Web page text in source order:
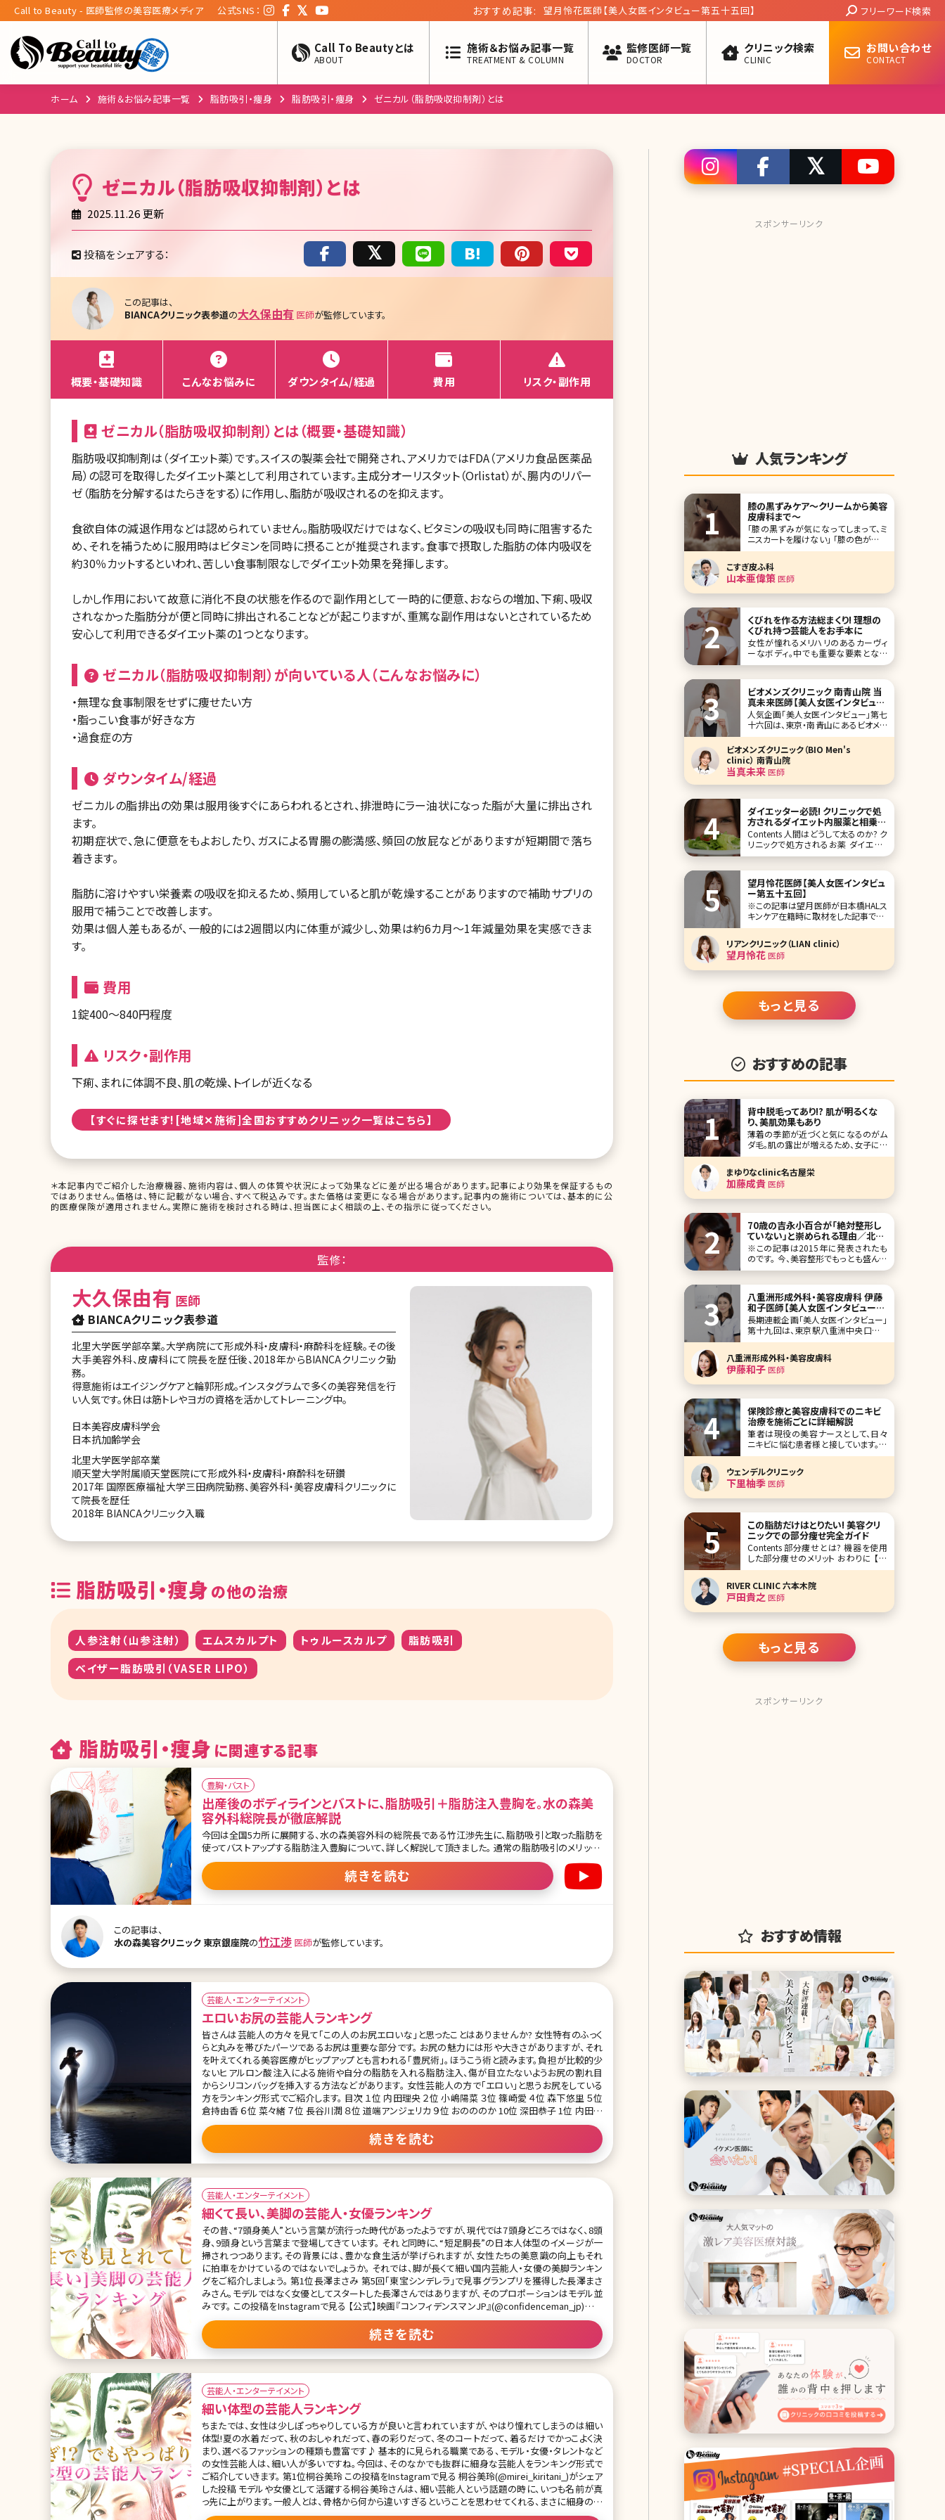
Call to Beauty - 医師監修の美容医療メディア 公式SNS： おすすめ記事: 望月怜花医師【美人女医インタビュー第五十五回】 Search:
フリーワード検索
Call To Beautyとは
ABOUT
施術＆お悩み記事一覧
TREATMENT & COLUMN
監修医師一覧
DOCTOR
クリニック検索
CLINIC
お問い合わせ
CONTACT
ホーム 施術＆お悩み記事一覧 脂肪吸引・痩身 脂肪吸引・痩身 ゼニカル（脂肪吸収抑制剤）とは
ゼニカル（脂肪吸収抑制剤） とは
2025.11.26 更新
投稿をシェアする：
この記事は、
BIANCAクリニック表参道の大久保由有 医師が監修しています。
概要・基礎知識 こんなお悩みに ダウンタイム/経過 費用 リスク・副作用
ゼニカル（脂肪吸収抑制剤）とは（概要・基礎知識）
脂肪吸収抑制剤は（ダイエット薬）です。スイスの製薬会社で開発され、アメリカではFDA（アメリカ食品医薬品
局）の認可を取得したダイエット薬として利用されています。主成分オーリスタット（Orlistat）が、腸内のリパー
ゼ（脂肪を分解するはたらきをする）に作用し、脂肪が吸収されるのを抑えます。
食欲自体の減退作用などは認められていません。脂肪吸収だけではなく、ビタミンの吸収も同時に阻害するた
め、それを補うために服用時はビタミンを同時に摂ることが推奨されます。食事で摂取した脂肪の体内吸収を
約30％カットするといわれ、苦しい食事制限なしでダイエット効果を発揮します。
しかし作用において故意に消化不良の状態を作るので副作用として一時的に便意、おならの増加、下痢、吸収
されなかった脂肪分が便と同時に排出されることなどが起こりますが、重篤な副作用はないとされているため
安心して利用できるダイエット薬の1つとなります。
ゼニカル（脂肪吸収抑制剤）が向いている人（こんなお悩みに）
・無理な食事制限をせずに痩せたい方
・脂っこい食事が好きな方
・過食症の方
ダウンタイム/経過
ゼニカルの脂排出の効果は服用後すぐにあらわれるとされ、排泄時にラー油状になった脂が大量に排出され
ます。
初期症状で、急に便意をもよおしたり、ガスによる胃腸の膨満感、頻回の放屁などがありますが短期間で落ち
着きます。
脂肪に溶けやすい栄養素の吸収を抑えるため、頻用していると肌が乾燥することがありますので補助サプリの
服用で補うことで改善します。
効果は個人差もあるが、一般的には2週間以内に体重が減少し、効果は約6カ月～1年減量効果を実感できま
す。
費用
1錠400～840円程度
リスク・副作用
下痢、まれに体調不良、肌の乾燥、トイレが近くなる
【すぐに探せます![地域✕施術]全国おすすめクリニック一覧はこちら】
＊本記事内でご紹介した治療機器、施術内容は、個人の体質や状況によって効果などに差が出る場合があります。記事により効果を保証するもの
ではありません。価格は、特に記載がない場合、すべて税込みです。また価格は変更になる場合があります。記事内の施術については、基本的に公
的医療保険が適用されません。実際に施術を検討される時は、担当医によく相談の上、その指示に従ってください。
監修：
大久保由有 医師
BIANCAクリニック表参道
北里大学医学部卒業。大学病院にて形成外科・皮膚科・麻酔科を経験。その後
大手美容外科、皮膚科にて院長を歴任後、2018年からBIANCAクリニック勤
務。
得意施術はエイジングケアと輪郭形成。インスタグラムで多くの美容発信を行
い人気です。休日は筋トレやヨガの資格を活かしてトレーニング中。
日本美容皮膚科学会
日本抗加齢学会
北里大学医学部卒業
順天堂大学附属順天堂医院にて形成外科・皮膚科・麻酔科を研鑽
2017年 国際医療福祉大学三田病院勤務、美容外科・美容皮膚科クリニックに
て院長を歴任
2018年 BIANCAクリニック入職
脂肪吸引・痩身 の他の治療
人参注射（山参注射） エムスカルプト トゥルースカルプ
脂肪吸引
ベイザー脂肪吸引（VASER LIPO）
脂肪吸引・痩身 に関連する記事
豊胸・バスト
出産後のボディラインとバストに、脂肪吸引＋脂肪注入豊胸を。水の森美
容外科総院長が徹底解説
今回は全国5カ所に展開する、水の森美容外科の総院長である竹江渉先生に、脂肪吸引と取った脂肪を
使ってバストアップする脂肪注入豊胸について、詳しく解説して頂きました。 通常の脂肪吸引のメリット、
デメリットはもちろん、産後の女性の多くが直面するボディラインの悩み、授乳後のバストの萎縮などの
お悩みについてもその解決法を丁寧且つ明確にお答えいただきました。 目次 ・水の森美容外科の脂肪
吸引の特徴 ・脂肪吸引の失敗とは ・脂肪吸引で取れる脂肪量は? ・脂肪吸引後の圧迫の重要性 ・産後
続きを読む
この記事は、
水の森美容クリニック 東京銀座院の竹江渉 医師が監修しています。
芸能人・エンターテイメント
エロいお尻の芸能人ランキング
皆さんは芸能人の方々を見て「この人のお尻エロいな」と思ったことはありませんか? 女性特有のふっく
らと丸みを帯びたパーツであるお尻は重要な部分です。 お尻の魅力には形や大きさがありますが、それ
を叶えてくれる美容医療がヒップアップとも言われる「豊尻術」。ほうこう術と読みます。負担が比較的少
ないヒアルロン酸注入による施術や自分の脂肪を入れる脂肪注入、傷が目立たないようお尻の割れ目
からシリコンバッグを挿入する方法などがあります。 女性芸能人の方で「エロい」と思うお尻をしている
方をランキング形式でご紹介します。 目次 １位 内田理央 ２位 小嶋陽菜 ３位 篠崎愛 ４位 森下悠里 ５位
倉持由香 ６位 菜々緒 ７位 長谷川潤 ８位 道端アンジェリカ ９位 おのののか 10位 深田恭子 1位 内田理
央 この投稿をInstagram
続きを読む
芸能人・エンターテイメント
細くて長い、美脚の芸能人・女優ランキング
その昔、“7頭身美人”という言葉が流行った時代があったようですが、現代では7頭身どころではなく、8頭
身、9頭身という言葉まで登場してきています。 それと同時に、“短足胴長”の日本人体型のイメージが一
掃されつつあります。その背景には、豊かな食生活が挙げられますが、女性たちの美意識の向上もそれ
に拍車をかけているのではないでしょうか。 それでは、脚が長くて細い国内芸能人・女優の美脚ランキン
グをご紹介しましょう。 第1位長澤まさみ 第5回「東宝シンデレラ」で見事グランプリを獲得した長澤まさ
みさん。モデルではなく女優としてスタートした長澤さんではありますが、そのプロポーションはモデル並
みです。 この投稿をInstagramで見る 【公式】映画『コンフィデンスマンJP』(@confidenceman_jp)がシ
ェアした投稿 第2位米倉涼
続きを読む
芸能人・エンターテイメント
細い体型の芸能人ランキング
ちまたでは、女性は少しぽっちゃりしている方が良いと言われていますが、やはり憧れてしまうのは細い
体型!夏の水着だって、秋のおしゃれだって、春の彩りだって、冬のコートだって、着るだけでかっこよく決
まり、選べるファッションの種類も豊富です♪ 基本的に見られる職業である、モデル・女優・タレントなど
の女性芸能人は、細い人が多いですね。今回は、そのなかでも抜群に細身な芸能人をランキング形式で
ご紹介していきます。 第1位桐谷美玲 この投稿をInstagramで見る 桐谷美玲(@mirei_kiritani_)がシェア
した投稿 モデルや女優として活躍する桐谷美玲さんは、細い芸能人という話題の時に、いつも名前が真
っ先に上がります。一般人とは、骨格から何から違いすぎるということを思わせてくれる、まさに細身の芸
能人No.1です。一時のプロフィー
スポンサーリンク
人気ランキング
膝の黒ずみケア〜クリームから美容
皮膚科まで〜
「膝の黒ずみが気になってしまって、ミ
ニスカートを履けない」 「膝の色が黒ず
んでいるため、ほかの人から指摘をさ
れてしまった。つらい」 「本当は短い丈
のものが好きなのに、膝が出ると思う
とどうにも……」 このように悩む人は多
いのではないでしょうか。 「黒ずんだ膝」
こすぎ皮ふ科
山本亜偉策医師
くびれを作る方法総まくり! 理想の
くびれ持つ芸能人をお手本に
女性が憧れるメリハリのあるカーヴィ
ーなボディ。中でも重要な要素となる
のがウエストのくびれです。ずん胴で太
ないウエストも美しいボディラインとは
言えません。ここで理想のくびれを持つ
芸能人をあげなが
ビオメンズクリニック 南青山院 当
真未来医師【美人女医インタビュー
第七十六回】
人気企画「美人女医インタビュー」第七
十六回は、東京・南青山にあるビオメン
ズクリニック（BIO Men’s clinic）南青山
院で院長を務める当真未来（とうまみ
く）先生です。 「男性のための美容医療」
を標榜し、メンズ美容の新たなスタンダ
ードを提案する「ビオメンズクリニッ
ク」。同院でニキビ跡治
ビオメンズクリニック（BIO Men's
clinic） 南青山院
当真未来医師
ダイエッター必読! クリニックで処
方されるダイエット内服薬と相乗効
果もたらすサプリメントを解説
Contents 人間はどうして太るのか? ク
リニックで処方されるお薬 ダイエット
時に一緒に摂取すると効果的なサプリ
りでたお腹、ムチムチな二の腕や足な
どが目につくことはありませんか?数年
前に比べて全体的に体に
望月怜花医師【美人女医インタビュ
ー第五十五回】
※この記事は望月医師が日本橋HALス
キンケア在籍時に取材をした記事です。
「美人女医インタビュー」第五十五回
は、東京人形町駅からすぐの日本橋
HALスキンケアの望月怜花（もちづき
れいか）先生です。 日本橋HALスキンケ
アは、歯科クリニック経営の医療法人
開院されま
リアンクリニック（LIAN clinic）
望月怜花医師
もっと見る
おすすめの記事
背中脱毛ってあり!? 肌が明るくな
り、美肌効果もあり
薄着の季節が近づくと気になるのがム
ダ毛。肌の露出が増えるため、女子にと
ってあらゆる箇所のムダ毛の処理は必
須ですよね。ですが、脇や腕、脚の処理
をして満足している方が意外と多
い……。どうせなら背中まで綺麗にして
みてはいかがでしょう。 「自分は背中が
う方もいるかもしれま
まゆりなclinic名古屋栄
加藤成貴医師
70歳の吉永小百合が「絶対整形し
ていない」と崇められる理由／北条
かや
※この記事は2015年に発表されたも
のです。 今、美容整形でもっとも盛んな
のは「アンチエイジング」だ。美魔女ブ
中高年世代に熱い眼差しを向ける。そ
んな女性たちもおののく美しさを保っ
ているのが、女優の
八重洲形成外科・美容皮膚科 伊藤
和子医師【美人女医インタビュー第
十九回】
長期連載企画「美人女医インタビュー」
第十九回は、東京駅八重洲中央口から
徒歩2分、八重洲形成外科・美容皮膚科
の伊藤和子先生です。もともと形成外
科で乳房の再建などに携わり、その後
美容領域へ。インタビューは苦手とお
っしゃってましたが、常に笑みを絶やさ
でした。女性特有の症
八重洲形成外科・美容皮膚科
伊藤和子医師
保険診療と美容皮膚科でのニキビ
治療を施術ごとに詳細解説
筆者は現役の美容ナースとして、日々
ニキビに悩む患者様と接しています。お
肌の悩みは年代や肌質によって多種多
様に存在しており、そのお肌悩みで精
神的に辛くなったり落ち込んだりする
方も少なくありません。 その中でも、
「ニキビ（尋常性ざ瘡）」は思春期の方
ウェンデルクリニック
下里柚季医師
この脂肪だけはとりたい! 美容クリ
ニックでの部分痩せ完全ガイド
Contents 部分痩せとは? 機器を使用
した部分痩せのメリット おわりに 【監
修医師からのワンポイント】 ダイエット
ではなかなか落ちない脂肪を減らすの
に少し医療の力を借りてみるのはどう
でしょうか?ただし脂肪を減らすといっ
ても様々な方法があります。一般的に
RIVER CLINIC 六本木院
戸田貴之 医師
もっと見る
スポンサーリンク
おすすめ情報